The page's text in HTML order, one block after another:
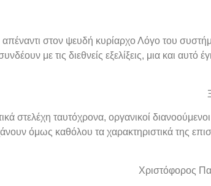
απέναντι στον ψευδή κυρίαρχο Λόγο του
με τις διεθνείς εξελίξεις, μια και
στελέχη ταυτόχρονα, οργανικοί
όμως καθόλου τα χαρακτηριστικά της
Χριστόφορος